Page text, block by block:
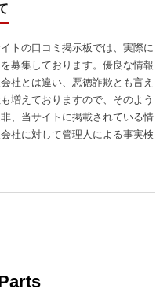
トの口コミ掲示板では、実際に
募集しております。優良な情報
社とは違い、悪徳詐欺とも言え
増えておりますので、そのよう
、当サイトに掲載されている情
社に対して管理人による事実検